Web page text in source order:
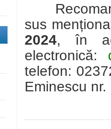
sus
2024, în
electronică:
telefon:
Eminescu